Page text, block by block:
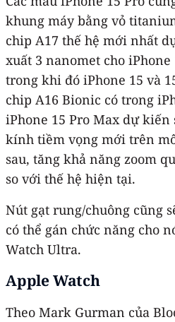
khung máy bằng vỏ
chip A17 thế hệ mới nhất
xuất 3 nanomet cho iPhone
trong khi đó iPhone 15 và
chip A16 Bionic có trong
iPhone 15 Pro Max dự kiến
kính tiềm vọng mới trên
sau, tăng khả năng zoom
so với thế hệ hiện tại.
Nút gạt rung/chuông cũng
có thể gán chức năng cho
Watch Ultra.
Apple Watch
Theo Mark Gurman của